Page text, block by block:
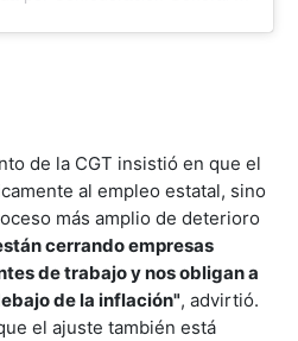
de la CGT insistió en que el
al empleo estatal, sino
más amplio de deterioro
cerrando empresas
de trabajo y nos obligan a
de la inflación", advirtió.
el ajuste también está